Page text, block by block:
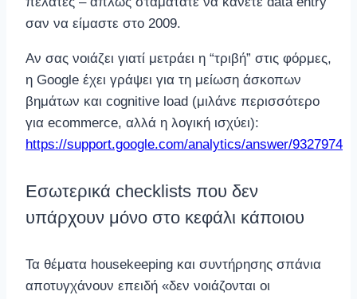
σαν να είμαστε στο 2009.
Αν σας νοιάζει γιατί μετράει η “τριβή” στις φόρμες,
η Google έχει γράψει για τη μείωση άσκοπων
βημάτων και cognitive load (μιλάνε περισσότερο
για ecommerce, αλλά η λογική ισχύει):
https://support.google.com/analytics/answer/9327974
Εσωτερικά checklists που δεν
υπάρχουν μόνο στο κεφάλι κάποιου
Τα θέματα housekeeping και συντήρησης σπάνια
αποτυγχάνουν επειδή «δεν νοιάζονται οι